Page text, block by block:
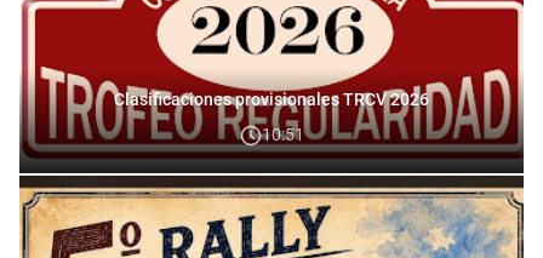
Clasificaciones provisionales TRCV 2026
10:51